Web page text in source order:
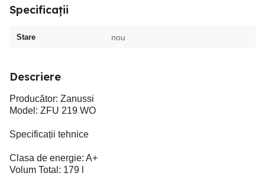
Specificații
Stare nou
Descriere
Producător: Zanussi
Model: ZFU 219 WO
Specificații tehnice
Clasa de energie: A+
Volum Total: 179 l